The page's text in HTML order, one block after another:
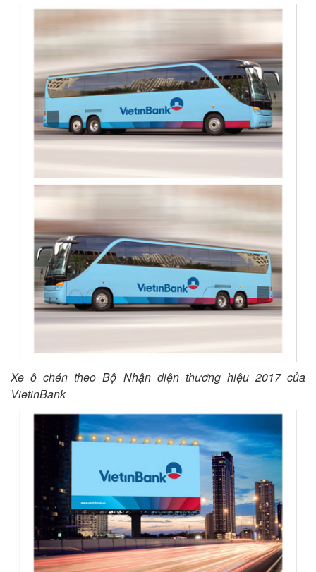
Xe ô chén theo Bộ Nhận diện thương hiệu 2017 của
VietinBank